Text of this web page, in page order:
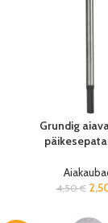
Grundig
4,50€